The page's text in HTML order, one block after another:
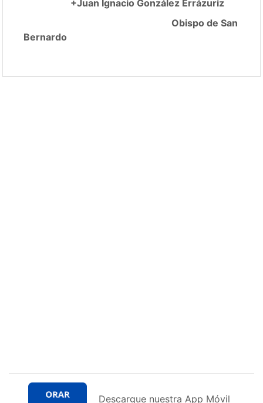
+Juan Ignacio González Errázuriz
Obispo de San
Bernardo
Descargue nuestra App Móvil